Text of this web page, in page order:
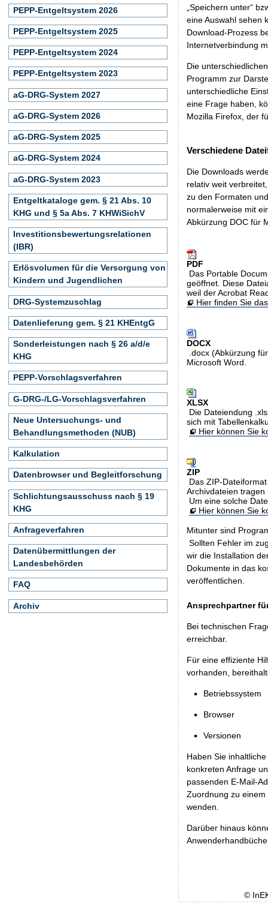
„Speichern unter“
eine Auswahl sehen
Download-Prozess
Internetverbindung
Die
Programm zur
unterschiedliche
eine Frage haben,
Mozilla Firefox, der
Verschiedene
Die Downloads
relativ weit
zu den Formaten
normalerweise mit
Abkürzung DOC für
PDF
Das Portable
geöffnet. Diese
weil der Acrobat
Hier finden Sie
DOCX
.docx (Abkürzung
Microsoft Word.
XLSX
Die Dateiendung
sich mit
Hier können Sie
ZIP
Das ZIP-
Archivdateien
Um eine solche
Hier können Sie
Mitunter sind
Sollten Fehler im
wir die Installation
Dokumente in das
veröffentlichen.
Ansprechpartner
Bei technischen
erreichbar.
Für eine effiziente
vorhanden,
Betriebssystem
Browser
Versionen
Haben Sie
konkreten Anfrage
passenden E-Mail-
Zuordnung zu
wenden.
Darüber hinaus
PEPP-Entgeltsystem 2026
PEPP-Entgeltsystem 2025
PEPP-Entgeltsystem 2024
PEPP-Entgeltsystem 2023
aG-DRG-System 2027
aG-DRG-System 2026
aG-DRG-System 2025
aG-DRG-System 2024
aG-DRG-System 2023
Entgeltkataloge gem. § 21 Abs. 10
KHG und § 5a Abs. 7 KHWiSichV
Investitionsbewertungsrelationen
(IBR)
Erlösvolumen für die Versorgung von
Kindern und Jugendlichen
DRG-Systemzuschlag
Datenlieferung gem. § 21 KHEntgG
Sonderleistungen nach § 26 a/d/e
KHG
PEPP-Vorschlagsverfahren
G-DRG-/LG-Vorschlagsverfahren
Neue Untersuchungs- und
Behandlungsmethoden (NUB)
Kalkulation
Datenbrowser und Begleitforschung
Schlichtungsausschuss nach § 19
KHG
Anfrageverfahren
Datenübermittlungen der
Landesbehörden
FAQ
Archiv
©